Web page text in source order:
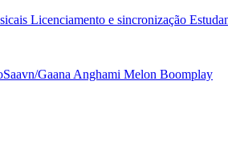
Licenciamento e sincronização
Gaana Anghami Melon Boomplay